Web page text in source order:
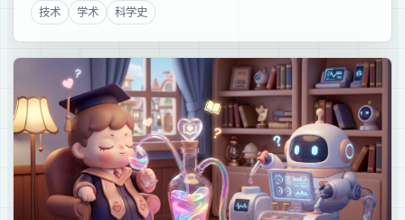
技术 学术 科学史